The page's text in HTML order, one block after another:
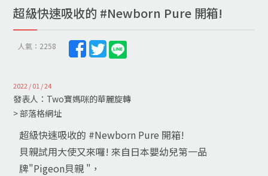
超級快速吸收的 #Newborn Pure 開箱!
人氣：2258
2022 / 01 / 24
發表人：Two寶媽咪的華麗旋轉
> 部落格網址
超級快速吸收的 #Newborn Pure 開箱!
貝親試用大使又來囉! 來自日本嬰幼兒第一品
牌"Pigeon貝親 "，